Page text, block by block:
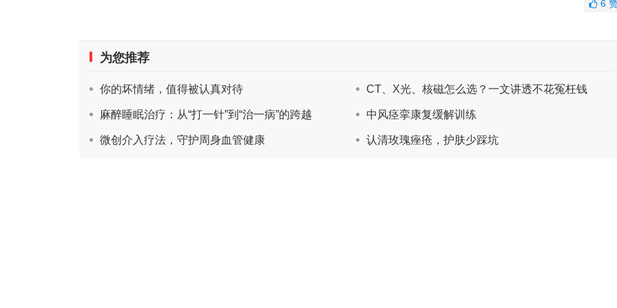
6
为您推荐
你的坏情绪，值得被认真对待 CT、X光、核磁怎么选？一文讲透不花冤枉钱
麻醉睡眠治疗：从“打一针”到“治一病”的跨越 中风痉挛康复缓解训练
微创介入疗法，守护周身血管健康 认清玫瑰痤疮，护肤少踩坑